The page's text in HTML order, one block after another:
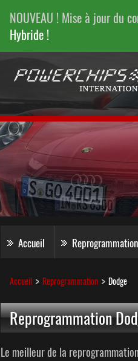
NOUVEAU ! Mise à jour du
Hybride !
Accueil Reprogrammation
Accueil Reprogrammation Dodge
Reprogrammation
Le meilleur de la